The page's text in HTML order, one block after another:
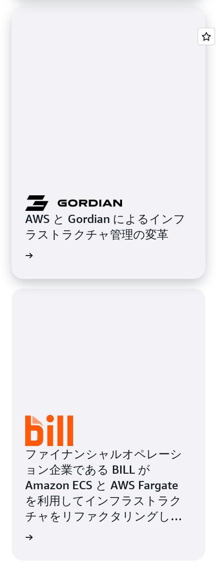
AWS と Gordian によるインフ
ラストラクチャ管理の変革
ファイナンシャルオペレーシ
ョン企業である BILL が
Amazon ECS と AWS Fargate
を利用してインフラストラク
チャをリファクタリングし、
成長をサポートした方法をご